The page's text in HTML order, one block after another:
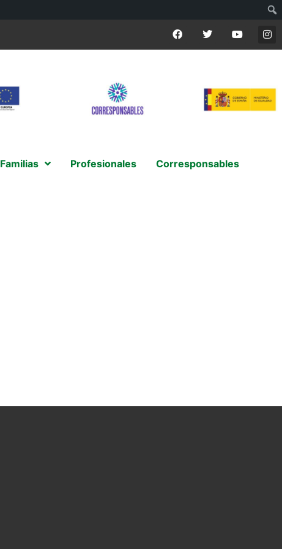
Familias Profesionales Corresponsables